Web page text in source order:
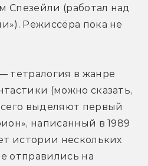
(работал над
Режиссёра пока не
тетралогия в жанре
(можно сказать,
выделяют первый
написанный в 1989
истории нескольких
отправились на